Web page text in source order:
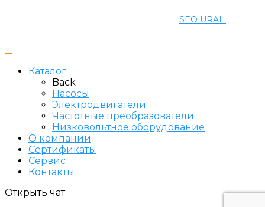
SEO URAL.
Каталог
Back
Насосы
Электродвигатели
Частотные преобразователи
Низковольтное оборудование
О компании
Сертификаты
Сервис
Контакты
Открыть чат